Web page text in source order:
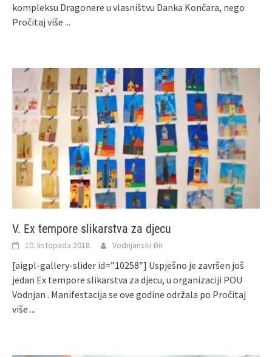
kompleksu Dragonere u vlasništvu Danka Končara, nego
Pročitaj više ...
V. Ex tempore slikarstva za djecu
10. listopada 2018. Vodnjanski Đir
[aigpl-gallery-slider id=”10258″] Uspješno je završen još
jedan Ex tempore slikarstva za djecu, u organizaciji POU
Vodnjan . Manifestacija se ove godine održala po Pročitaj
više ...